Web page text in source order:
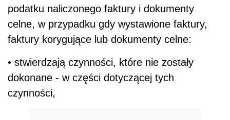
podatku naliczonego faktury i dokumenty
celne, w przypadku gdy wystawione faktury,
faktury korygujące lub dokumenty celne:
• stwierdzają czynności, które nie zostały
dokonane - w części dotyczącej tych
czynności,